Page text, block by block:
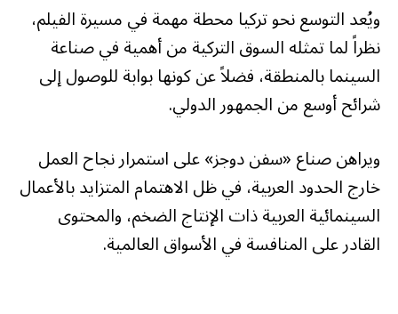
ويُعد التوسع نحو تركيا محطة مهمة في مسيرة الفيلم،
نظراً لما تمثله السوق التركية من أهمية في صناعة
السينما بالمنطقة، فضلاً عن كونها بوابة للوصول إلى
شرائح أوسع من الجمهور الدولي.
ويراهن صناع «سفن دوجز» على استمرار نجاح العمل
خارج الحدود العربية، في ظل الاهتمام المتزايد بالأعمال
السينمائية العربية ذات الإنتاج الضخم، والمحتوى
القادر على المنافسة في الأسواق العالمية.